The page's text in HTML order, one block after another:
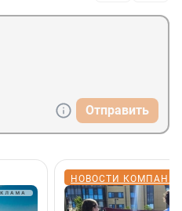
Отправить
НОВОСТИ